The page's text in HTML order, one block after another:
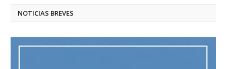
NOTICIAS BREVES